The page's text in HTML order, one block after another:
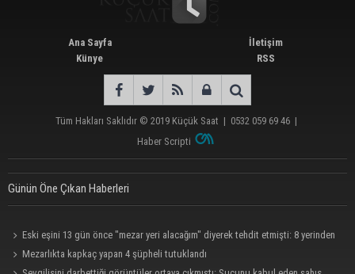
Ana Sayfa
Künye
İletişim
RSS
Tüm Hakları Saklıdır © 2019 Küçük Saat | 0532 059 69 46 |
Haber Scripti
Günün Öne Çıkan Haberleri
Eski eşini 13 gün önce "mezar yeri alacağım" diyerek tehdit etmişti: 8 yerinden
bıçakladı
Mezarlıkta kapkaç yapan 4 şüpheli tutuklandı